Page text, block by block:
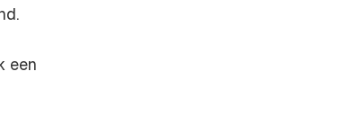
een